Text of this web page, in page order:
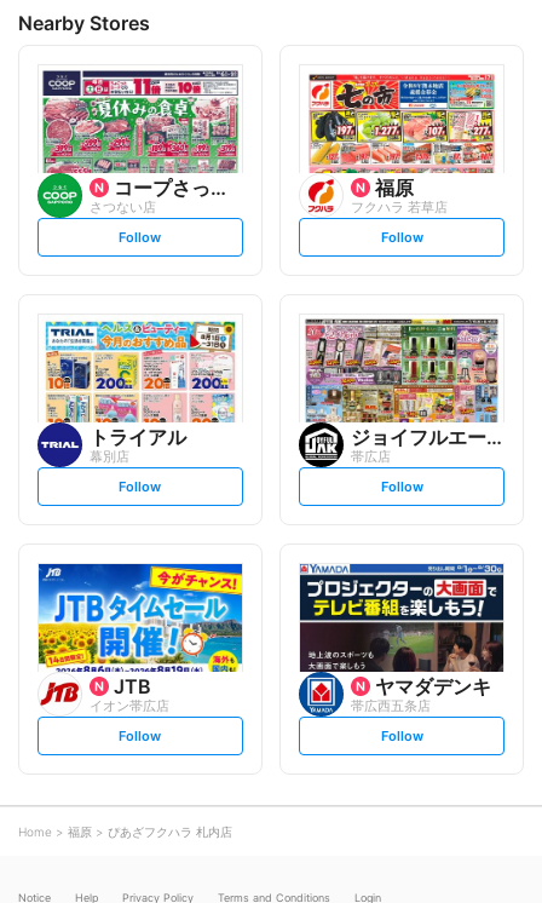
Nearby Stores
コープさっぽろ
さつない店
s
t
o
w
Follow
福原
フクハラ 若草店
s
t
l
o
w
Follow
トライアル
幕別店
s
t
l
w
Follow
ジョイフルエーケー
帯広店
s
t
l
o
w
Follow
JTB
イオン帯広店
s
t
o
w
Follow
ヤマダデンキ
帯広西五条店
s
t
Follow
Home 福原 ぴあざフクハラ 札内店
Notice Help Privacy Policy Terms and Conditions Login